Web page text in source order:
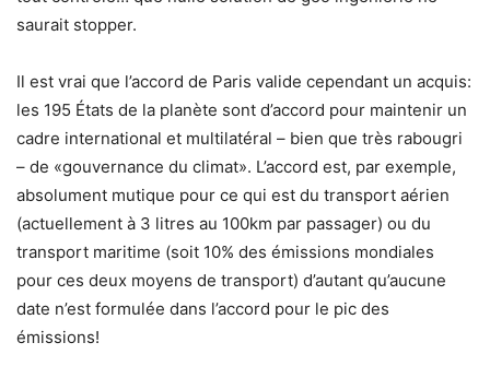
saurait stopper.
Il est vrai que l’accord de Paris valide cependant un acquis:
les 195 États de la planète sont d’accord pour maintenir un
cadre international et multilatéral – bien que très rabougri
– de «gouvernance du climat». L’accord est, par exemple,
absolument mutique pour ce qui est du transport aérien
(actuellement à 3 litres au 100km par passager) ou du
transport maritime (soit 10% des émissions mondiales
pour ces deux moyens de transport) d’autant qu’aucune
date n’est formulée dans l’accord pour le pic des
émissions!